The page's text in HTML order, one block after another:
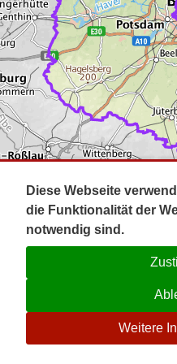
Impressum
Kontakt
Diese Webseite
die Funktionalität der
notwendig sind.
Weitere